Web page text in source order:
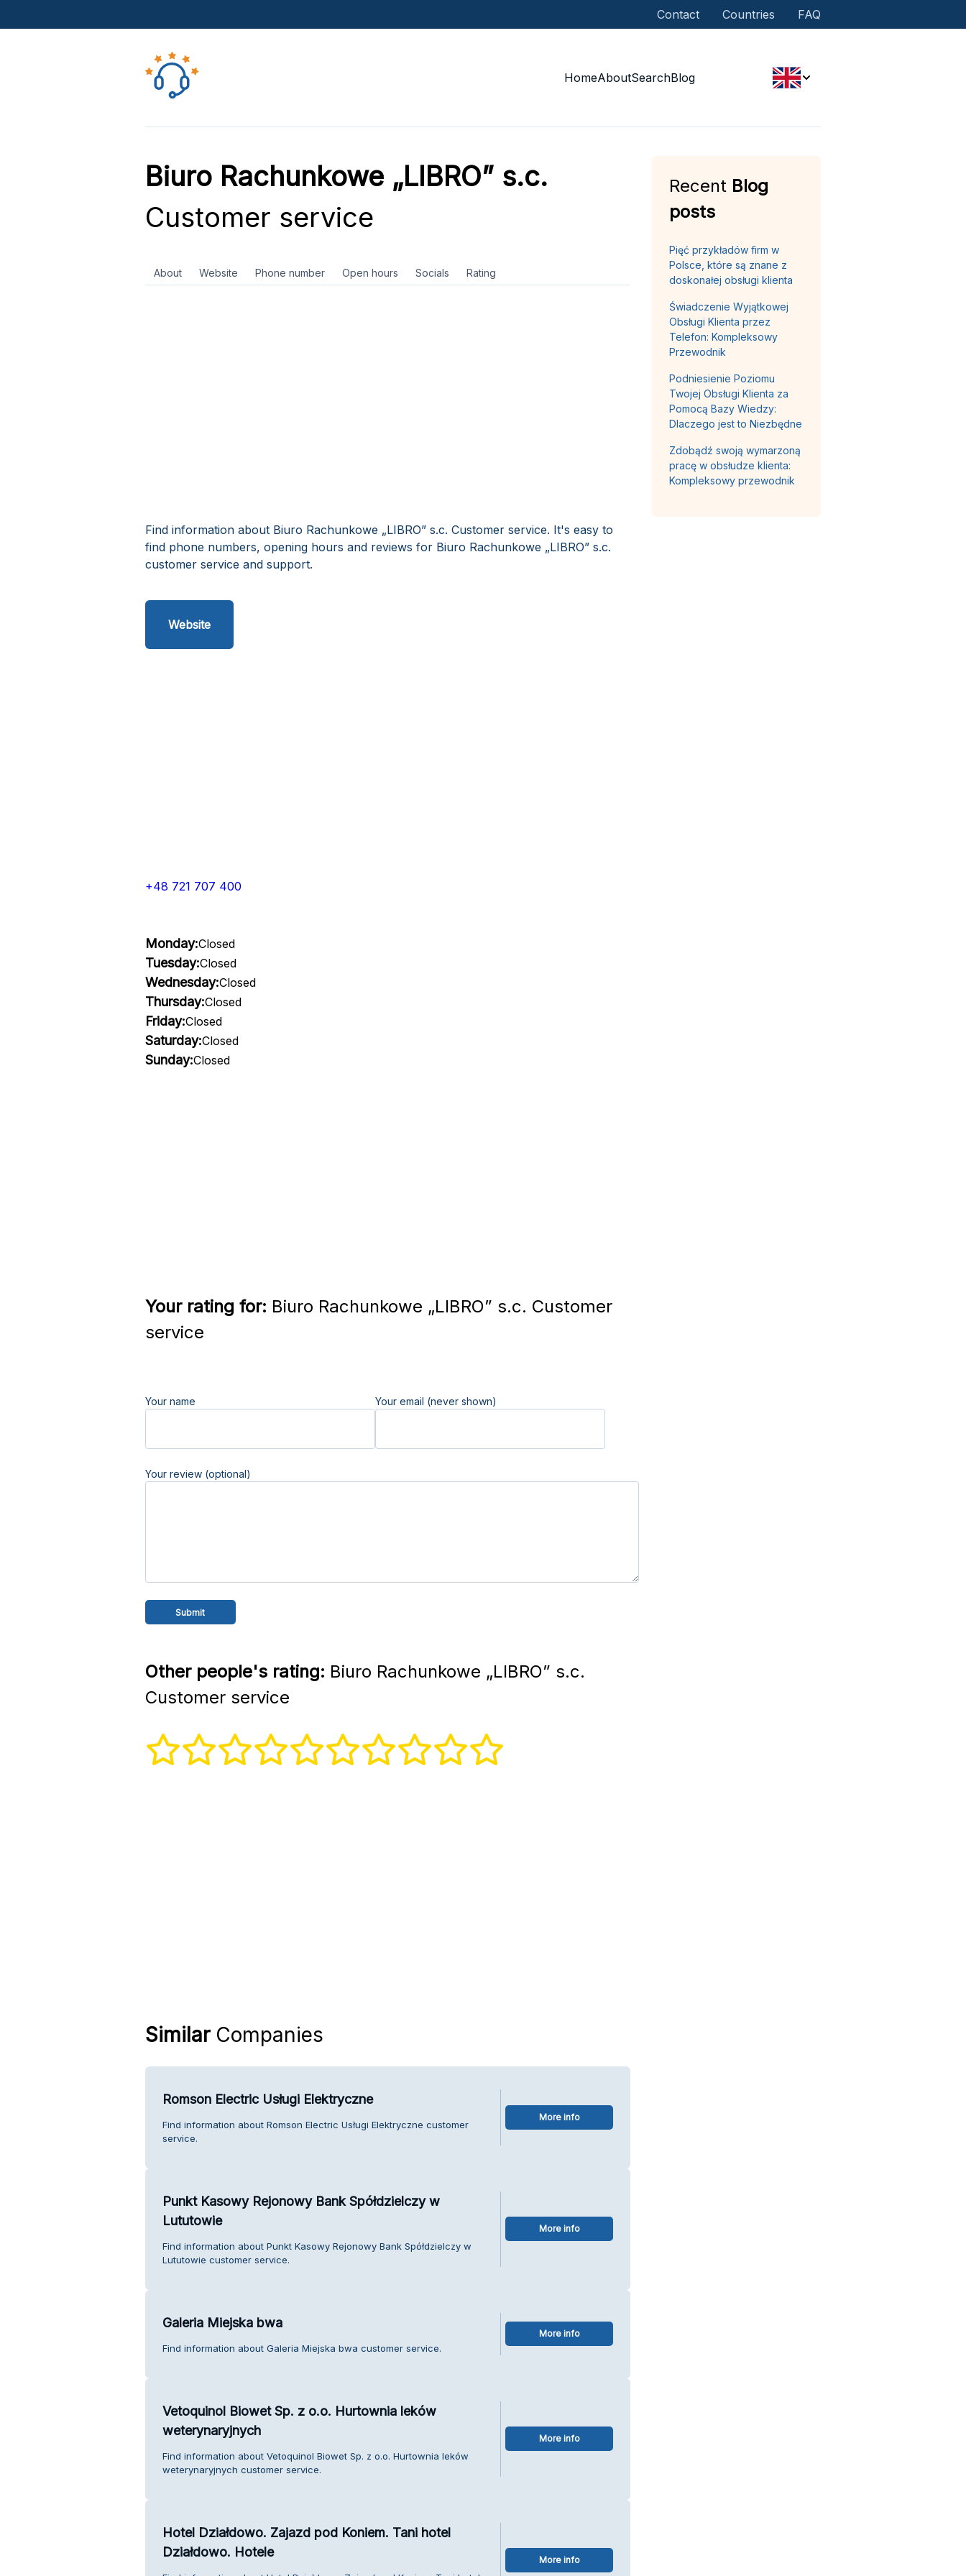
Contact Countries FAQ
HomeAboutSearchBlog
Biuro Rachunkowe „LIBRO” s.c.
Customer service
About Website Phone number Open hours Socials Rating
Find information about Biuro Rachunkowe „LIBRO” s.c. Customer service. It's easy to
find phone numbers, opening hours and reviews for Biuro Rachunkowe „LIBRO” s.c.
customer service and support.
Website
+48 721 707 400
Monday:Closed
Tuesday:Closed
Wednesday:Closed
Thursday:Closed
Friday:Closed
Saturday:Closed
Sunday:Closed
Your rating for: Biuro Rachunkowe „LIBRO” s.c. Customer
service
Your name Your email (never shown)
Your review (optional)
Other people's rating: Biuro Rachunkowe „LIBRO” s.c.
Customer service
SimilarCompanies
Romson Electric Usługi Elektryczne
Find information about Romson Electric Usługi Elektryczne customer
service.
More info
Punkt Kasowy Rejonowy Bank Spółdzielczy w
Lututowie
Find information about Punkt Kasowy Rejonowy Bank Spółdzielczy w
Lututowie customer service.
More info
Galeria Miejska bwa
Find information about Galeria Miejska bwa customer service.
More info
Vetoquinol Biowet Sp. z o.o. Hurtownia leków
weterynaryjnych
Find information about Vetoquinol Biowet Sp. z o.o. Hurtownia leków
weterynaryjnych customer service.
More info
Hotel Działdowo. Zajazd pod Koniem. Tani hotel
Działdowo. Hotele
More info
Recent Blog
posts
Pięć przykładów firm w
Polsce, które są znane z
doskonałej obsługi klienta
Świadczenie Wyjątkowej
Obsługi Klienta przez
Telefon: Kompleksowy
Przewodnik
Podniesienie Poziomu
Twojej Obsługi Klienta za
Pomocą Bazy Wiedzy:
Dlaczego jest to Niezbędne
Zdobądź swoją wymarzoną
pracę w obsłudze klienta:
Kompleksowy przewodnik